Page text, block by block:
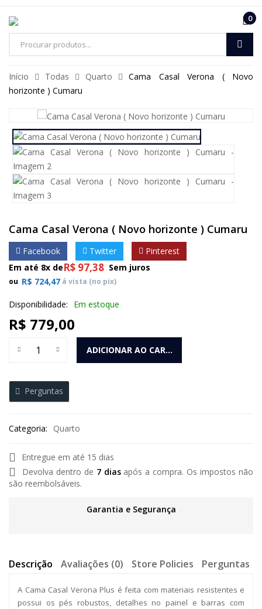
Pesquisa
produtos
0
Início Todas Quarto
Cama Casal Verona ( Novo
horizonte ) Cumaru
Cama Casal Verona ( Novo horizonte ) Cumaru
Facebook Twitter
Pinterest
Em até 8x deR$ 97,38 Sem juros
ou R$ 724,47 á vista (no pix)
Disponibilidade: Em estoque
R$ 779,00
ADICIONAR AO CARRINHO
Perguntas
Categoria: Quarto
Entregue em até 15 dias
Devolva dentro de 7 diasapós a compra. Os impostos não
são reembolsáveis.
Garantia e Segurança
Descrição Avaliações (0) Store Policies Perguntas
A Cama Casal Verona Plus é feita com materiais resistentes e
possui os pés robustos, detalhes no painel e barras com